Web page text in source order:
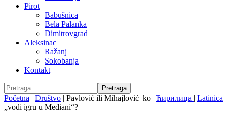
Pirot
Babušnica
Bela Palanka
Dimitrovgrad
Aleksinac
Ražanj
Sokobanja
Kontakt
Ћирилица | Latinica
Početna | Društvo | Pavlović ili Mihajlović–ko
„vodi igru u Mediani“?